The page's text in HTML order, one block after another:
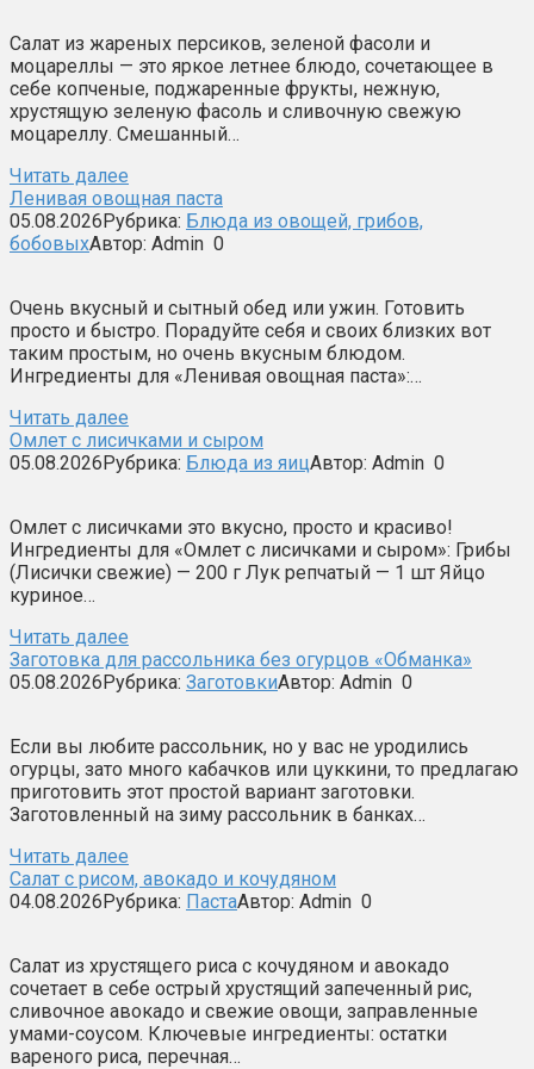
Салат из жареных персиков, зеленой фасоли и
моцареллы — это яркое летнее блюдо, сочетающее в
себе копченые, поджаренные фрукты, нежную,
хрустящую зеленую фасоль и сливочную свежую
моцареллу. Смешанный…
Читать далее
Ленивая овощная паста
05.08.2026Рубрика: Блюда из овощей, грибов,
бобовыхАвтор: Admin 0
Очень вкусный и сытный обед или ужин. Готовить
просто и быстро. Порадуйте себя и своих близких вот
таким простым, но очень вкусным блюдом.
Ингредиенты для «Ленивая овощная паста»:…
Читать далее
Омлет с лисичками и сыром
05.08.2026Рубрика: Блюда из яицАвтор: Admin 0
Омлет с лисичками это вкусно, просто и красиво!
Ингредиенты для «Омлет с лисичками и сыром»: Грибы
(Лисички свежие) — 200 г Лук репчатый — 1 шт Яйцо
куриное…
Читать далее
Заготовка для рассольника без огурцов «Обманка»
05.08.2026Рубрика: ЗаготовкиАвтор: Admin 0
Если вы любите рассольник, но у вас не уродились
огурцы, зато много кабачков или цуккини, то предлагаю
приготовить этот простой вариант заготовки.
Заготовленный на зиму рассольник в банках…
Читать далее
Салат с рисом, авокадо и кочудяном
04.08.2026Рубрика: ПастаАвтор: Admin 0
Салат из хрустящего риса с кочудяном и авокадо
сочетает в себе острый хрустящий запеченный рис,
сливочное авокадо и свежие овощи, заправленные
умами-соусом. Ключевые ингредиенты: остатки
вареного риса, перечная…